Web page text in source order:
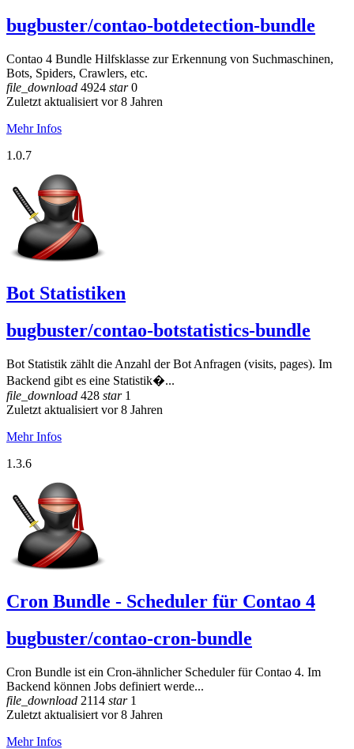
bugbuster/contao-botdetection-bundle
Contao 4 Bundle Hilfsklasse zur Erkennung von Suchmaschinen,
Bots, Spiders, Crawlers, etc.
file_download 4924 star0
Zuletzt aktualisiert vor 8 Jahren
Mehr Infos
1.0.7
Bot Statistiken
bugbuster/contao-botstatistics-bundle
Bot Statistik zählt die Anzahl der Bot Anfragen (visits, pages). Im
Backend gibt es eine Statistik�...
file_download 428 star1
Zuletzt aktualisiert vor 8 Jahren
Mehr Infos
1.3.6
Cron Bundle - Scheduler für Contao 4
bugbuster/contao-cron-bundle
Cron Bundle ist ein Cron-ähnlicher Scheduler für Contao 4. Im
Backend können Jobs definiert werde...
file_download 2114 star1
Zuletzt aktualisiert vor 8 Jahren
Mehr Infos